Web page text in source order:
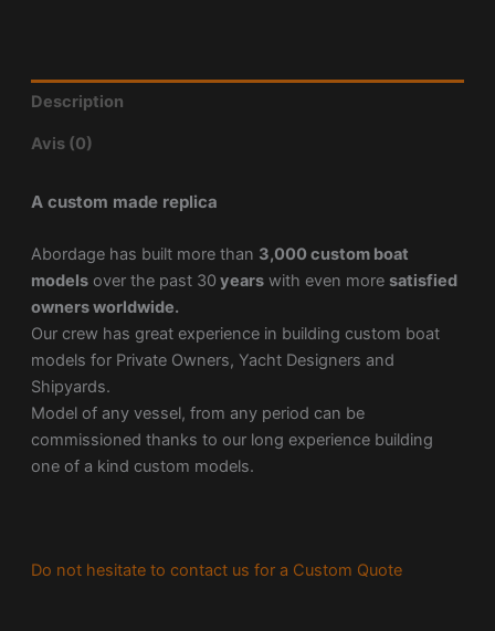
Description
Avis (0)
A custom made replica
Abordage has built more than 3,000 custom boat
modelsover the past 30 yearswith even more satisfied
owners worldwide.
Our crew has great experience in building custom boat
models for Private Owners, Yacht Designers and
Shipyards.
Model of any vessel, from any period can be
commissioned thanks to our long experience building
one of a kind custom models.
Do not hesitate to contact us for a Custom Quote